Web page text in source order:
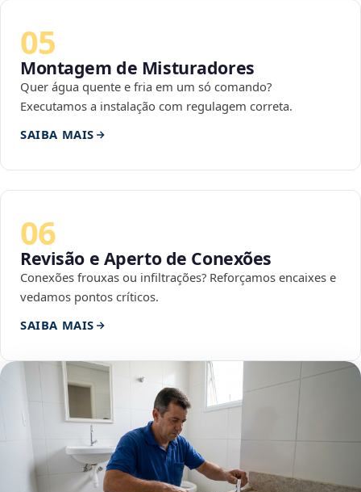
05
Montagem de Misturadores
Quer água quente e fria em um só comando?
Executamos a instalação com regulagem correta.
SAIBA MAIS
06
Revisão e Aperto de Conexões
Conexões frouxas ou infiltrações? Reforçamos encaixes e
vedamos pontos críticos.
SAIBA MAIS